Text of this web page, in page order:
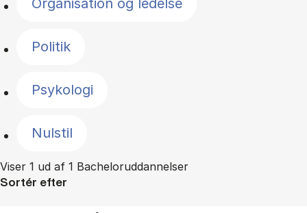
Organisation og ledelse
Politik
Psykologi
Nulstil
Viser 1 ud af 1 Bacheloruddannelser
Sortér efter